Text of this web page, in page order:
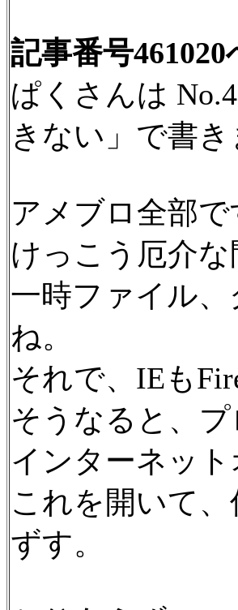
記事番号
ぱくさんは
きない」で書き
アメブロ全部で
けっこう厄介
一時ファイル
ね。
それで、IEも
そうなると、
インターネッ
これを開いて
ずす。